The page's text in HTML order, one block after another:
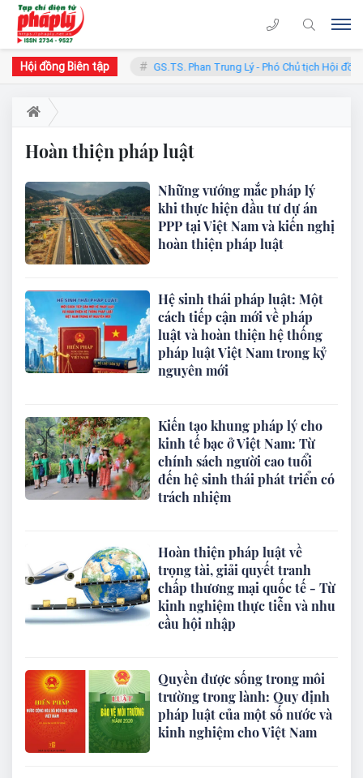
Hội đồng Biên tập
- Chủ tịch Hội đồng GS.TS. Phan Trung Lý - Phó Chủ tịch Hội đồng
Hoàn thiện pháp luật
Những vướng mắc pháp lý
khi thực hiện đầu tư dự án
PPP tại Việt Nam và kiến nghị
hoàn thiện pháp luật
Hệ sinh thái pháp luật: Một
cách tiếp cận mới về pháp
luật và hoàn thiện hệ thống
pháp luật Việt Nam trong kỷ
nguyên mới
Kiến tạo khung pháp lý cho
kinh tế bạc ở Việt Nam: Từ
chính sách người cao tuổi
đến hệ sinh thái phát triển có
trách nhiệm
Hoàn thiện pháp luật về
trọng tài, giải quyết tranh
chấp thương mại quốc tế - Từ
kinh nghiệm thực tiễn và nhu
cầu hội nhập
Quyền được sống trong môi
trường trong lành: Quy định
pháp luật của một số nước và
kinh nghiệm cho Việt Nam